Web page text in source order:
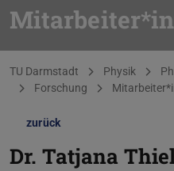
Sie befinden sich hier:
TU Darmstadt Physik
Forschung
zurück
Dr. Tatjana